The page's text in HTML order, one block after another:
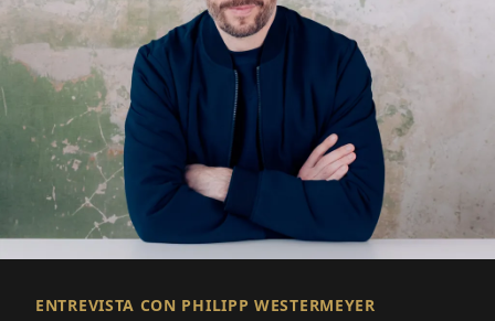
ENTREVISTA CON PHILIPP WESTERMEYER